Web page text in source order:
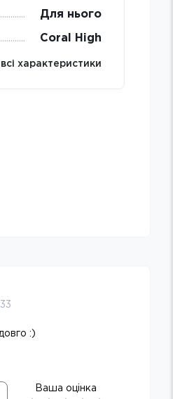
Для нього
Coral High
характеристики
:)
Ваша оцінка